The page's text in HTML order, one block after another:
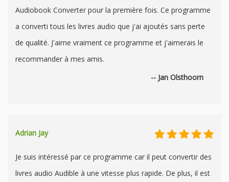
Audiobook Converter pour la première fois. Ce programme
a converti tous les livres audio que j'ai ajoutés sans perte
de qualité. J'aime vraiment ce programme et j'aimerais le
recommander à mes amis.
-- Jan Olsthoorn
Adrian Jay
Je suis intéressé par ce programme car il peut convertir des
livres audio Audible à une vitesse plus rapide. De plus, il est